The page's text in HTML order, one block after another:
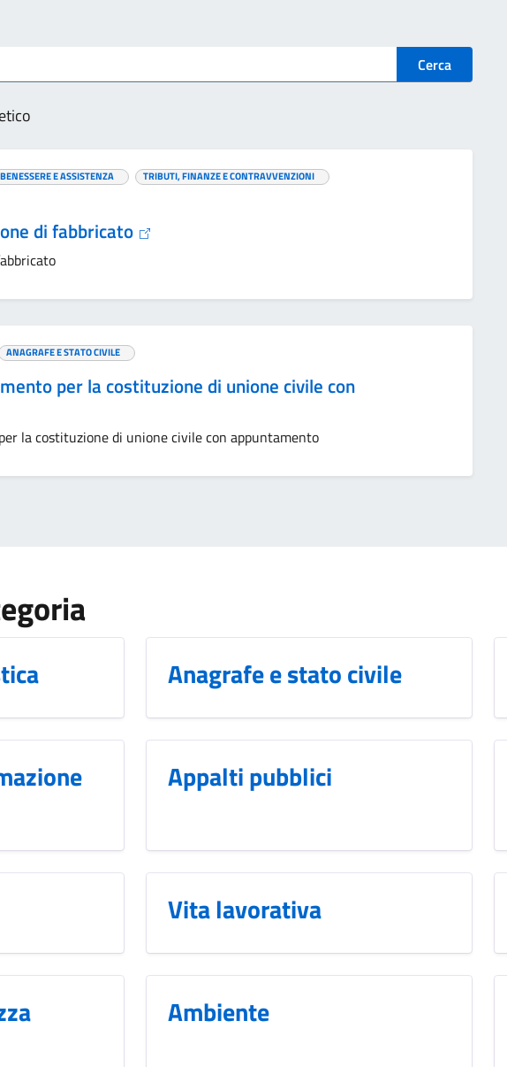
Cerca
E ASSISTENZA
TRIBUTI, FINANZE E CONTRAVVENZIONI
di fabbricato
ANAGRAFE E STATO CIVILE
per la costituzione di unione civile con
la costituzione di unione civile con appuntamento
Anagrafe e stato civile
Appalti pubblici
Vita lavorativa
Ambiente